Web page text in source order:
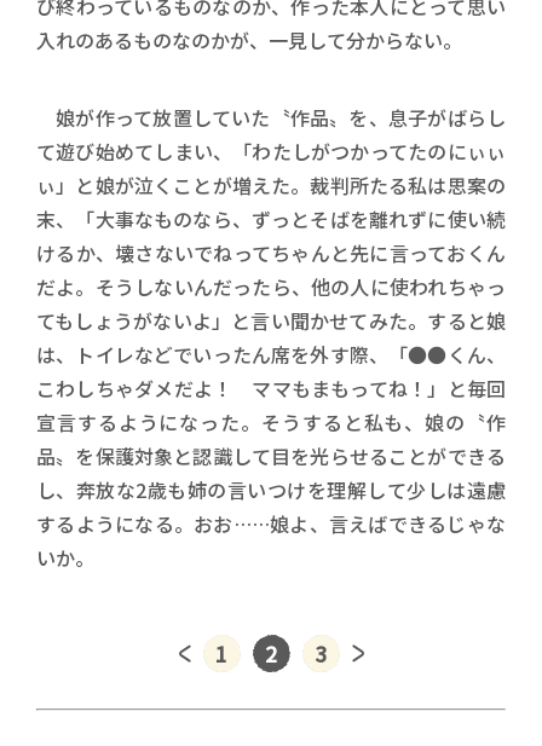
び終わっているものなのか、作った本人にとって思い
入れのあるものなのかが、一見して分からない。
娘が作って放置していた〝作品〟を、息子がばらし
て遊び始めてしまい、「わたしがつかってたのにぃぃ
ぃ」と娘が泣くことが増えた。裁判所たる私は思案の
末、「大事なものなら、ずっとそばを離れずに使い続
けるか、壊さないでねってちゃんと先に言っておくん
だよ。そうしないんだったら、他の人に使われちゃっ
てもしょうがないよ」と言い聞かせてみた。すると娘
は、トイレなどでいったん席を外す際、「●●くん、
こわしちゃダメだよ！ ママもまもってね！」と毎回
宣言するようになった。そうすると私も、娘の〝作
品〟を保護対象と認識して目を光らせることができる
し、奔放な2歳も姉の言いつけを理解して少しは遠慮
するようになる。おお……娘よ、言えばできるじゃな
いか。
1 2 3